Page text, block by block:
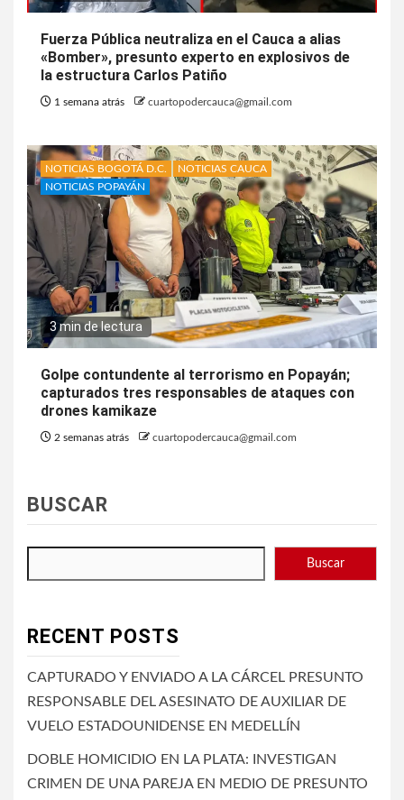
Fuerza Pública neutraliza en el Cauca a alias
«Bomber», presunto experto en explosivos de
la estructura Carlos Patiño
1 semana atrás cuartopodercauca@gmail.com
NOTICIAS BOGOTÁ D.C.
NOTICIAS CAUCA
NOTICIAS POPAYÁN
3 min de lectura
Golpe contundente al terrorismo en Popayán;
capturados tres responsables de ataques con
drones kamikaze
2 semanas atrás cuartopodercauca@gmail.com
BUSCAR
Buscar
RECENT POSTS
CAPTURADO Y ENVIADO A LA CÁRCEL PRESUNTO
RESPONSABLE DEL ASESINATO DE AUXILIAR DE
VUELO ESTADOUNIDENSE EN MEDELLÍN
DOBLE HOMICIDIO EN LA PLATA: INVESTIGAN
CRIMEN DE UNA PAREJA EN MEDIO DE PRESUNTO